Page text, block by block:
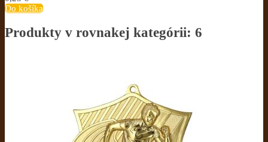
Do košíka
Produkty v rovnakej kategórii: 6